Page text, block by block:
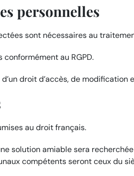
personnelles
sont nécessaires au
conformément au RGPD.
droit d’accès, de modification
au droit français.
solution amiable sera
compétents seront ceux du